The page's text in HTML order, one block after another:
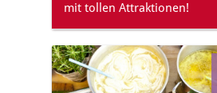
mit tollen Attraktionen!